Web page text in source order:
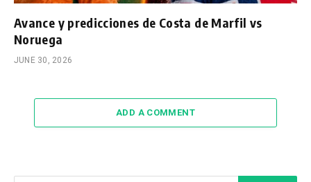
Avance y predicciones de Costa de Marfil vs
Noruega
JUNE 30, 2026
ADD A COMMENT